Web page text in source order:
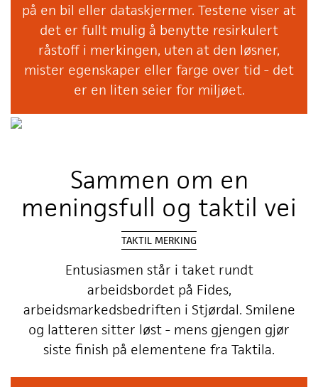
på en bil eller dataskjermer. Testene viser at
det er fullt mulig å benytte resirkulert
råstoff i merkingen, uten at den løsner,
mister egenskaper eller farge over tid - det
er en liten seier for miljøet.
Sammen om en
meningsfull og taktil vei
TAKTIL MERKING
Entusiasmen står i taket rundt
arbeidsbordet på Fides,
arbeidsmarkedsbedriften i Stjørdal. Smilene
og latteren sitter løst - mens gjengen gjør
siste finish på elementene fra Taktila.